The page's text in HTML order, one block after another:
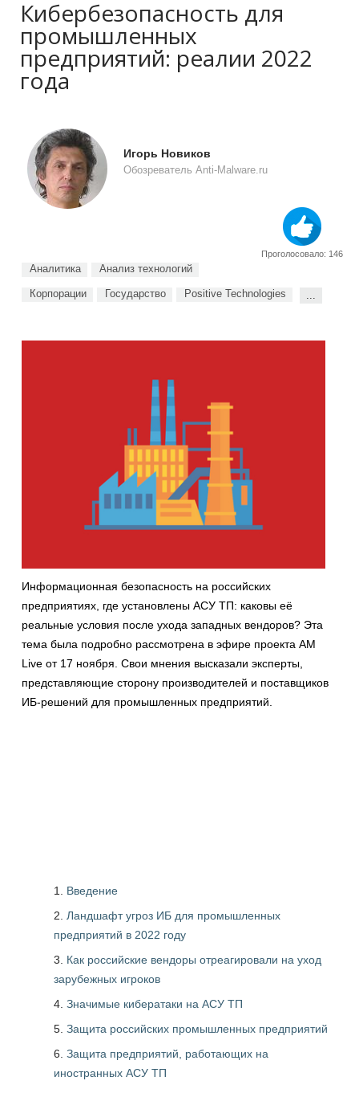
Кибербезопасность для
промышленных
предприятий: реалии 2022
года
Игорь Новиков
Обозреватель Anti-Malware.ru
Проголосовало: 146
Аналитика Анализ технологий
Корпорации Государство Positive Technologies ...
Информационная безопасность на российских
предприятиях, где установлены АСУ ТП: каковы её
реальные условия после ухода западных вендоров? Эта
тема была подробно рассмотрена в эфире проекта AM
Live от 17 ноября. Свои мнения высказали эксперты,
представляющие сторону производителей и поставщиков
ИБ-решений для промышленных предприятий.
Введение
Ландшафт угроз ИБ для промышленных
предприятий в 2022 году
Как российские вендоры отреагировали на уход
зарубежных игроков
Значимые кибератаки на АСУ ТП
Защита российских промышленных предприятий
Защита предприятий, работающих на
иностранных АСУ ТП